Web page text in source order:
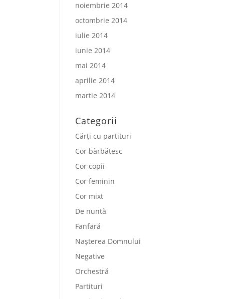
noiembrie 2014
octombrie 2014
iulie 2014
iunie 2014
mai 2014
aprilie 2014
martie 2014
Categorii
Cărți cu partituri
Cor bărbătesc
Cor copii
Cor feminin
Cor mixt
De nuntă
Fanfară
Nașterea Domnului
Negative
Orchestră
Partituri